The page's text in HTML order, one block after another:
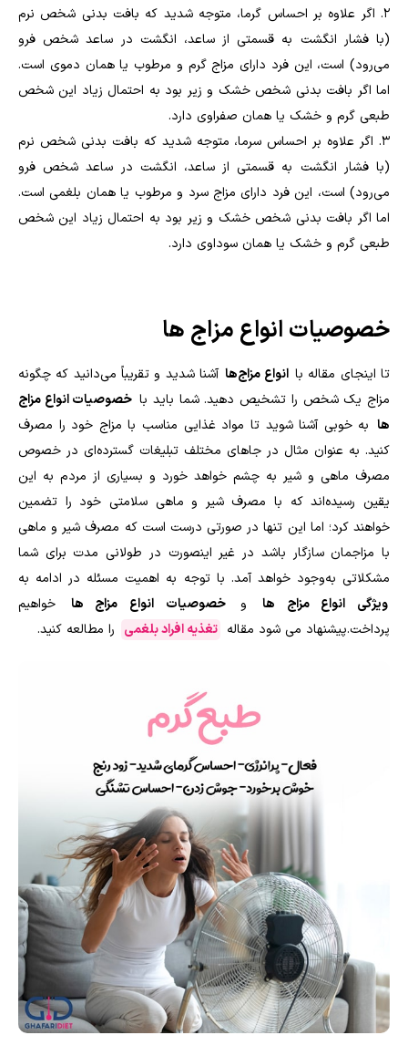
2. اگر علاوه بر احساس گرما، متوجه شدید که بافت بدنی شخص نرم
(با فشار انگشت به قسمتی از ساعد، انگشت در ساعد شخص فرو
می‌رود) است، این فرد دارای مزاج گرم و مرطوب یا همان دموی است.
اما اگر بافت بدنی شخص خشک و زیر بود به احتمال زیاد این شخص
طبعی گرم و خشک یا همان صفراوی دارد.
3. اگر علاوه بر احساس سرما، متوجه شدید که بافت بدنی شخص نرم
(با فشار انگشت به قسمتی از ساعد، انگشت در ساعد شخص فرو
می‌رود) است، این فرد دارای مزاج سرد و مرطوب یا همان بلغمی است.
اما اگر بافت بدنی شخص خشک و زیر بود به احتمال زیاد این شخص
طبعی گرم و خشک یا همان سوداوی دارد.
خصوصیات انواع مزاج‌ ها
تا اینجای مقاله با انواع مزاج‌ها آشنا شدید و تقریباً می‌دانید که چگونه
مزاج یک شخص را تشخیص دهید. شما باید با خصوصیات انواع مزاج‌
ها به خوبی آشنا شوید تا مواد غذایی مناسب با مزاج خود را مصرف
کنید. به عنوان مثال در جا‌های مختلف تبلیغات گسترده‌ای در خصوص
مصرف ماهی و شیر به چشم خواهد خورد و بسیاری از مردم به این
یقین رسیده‌اند که با مصرف شیر و ماهی سلامتی خود را تضمین
خواهند کرد؛ اما این تنها در صورتی درست است که مصرف شیر و ماهی
با مزاجمان سازگار باشد در غیر اینصورت در طولانی مدت برای شما
مشکلاتی به‌وجود خواهد آمد. با توجه به اهمیت مسئله در ادامه به
ویژگی انواع مزاج‌ ها و خصوصیات انواع مزاج‌ ها
خواهیم
پرداخت.پیشنهاد می شود مقاله تغذیه افراد بلغمی را مطالعه کنید.